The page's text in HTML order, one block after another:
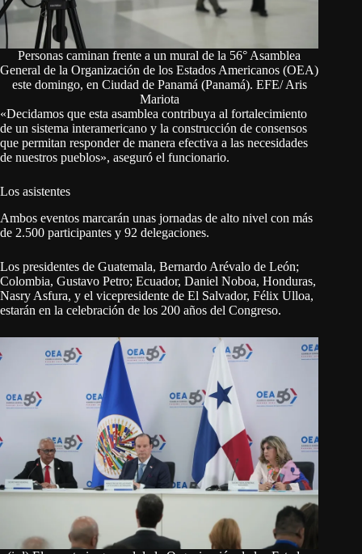
Personas caminan frente a un mural de la 56° Asamblea
General de la Organización de los Estados Americanos (OEA)
este domingo, en Ciudad de Panamá (Panamá). EFE/ Aris
Mariota
«Decidamos que esta asamblea contribuya al fortalecimiento
de un sistema interamericano y la construcción de consensos
que permitan responder de manera efectiva a las necesidades
de nuestros pueblos», aseguró el funcionario.
Los asistentes
Ambos eventos marcarán unas jornadas de alto nivel con más
de 2.500 participantes y 92 delegaciones.
Los presidentes de Guatemala, Bernardo Arévalo de León;
Colombia, Gustavo Petro; Ecuador, Daniel Noboa, Honduras,
Nasry Asfura, y el vicepresidente de El Salvador, Félix Ulloa,
estarán en la celebración de los 200 años del Congreso.